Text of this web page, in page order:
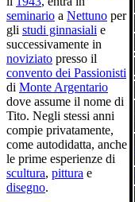
seminario a Nettuno per
gli studi ginnasiali e
successivamente in
noviziato presso il
convento dei Passionisti
di Monte Argentario
dove assume il nome di
Tito. Negli stessi anni
compie privatamente,
come autodidatta, anche
le prime esperienze di
scultura, pittura e
disegno.